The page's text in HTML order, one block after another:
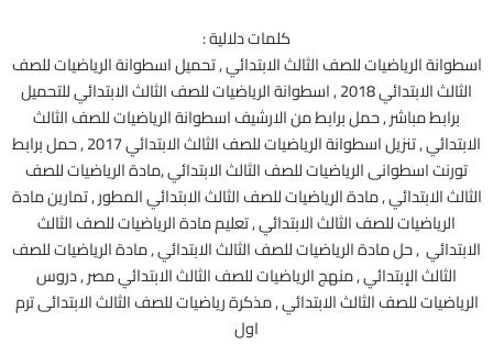
كلمات دلالية :
اسطوانة الرياضيات للصف الثالث الابتدائي , تحميل اسطوانة الرياضيات للصف
الثالث الابتدائي 2018 , اسطوانة الرياضيات للصف الثالث الابتدائي للتحميل
برابط مباشر , حمل برابط من الارشيف اسطوانة الرياضيات للصف الثالث
الابتدائي , تنزيل اسطوانة الرياضيات للصف الثالث الابتدائي 2017 , حمل برابط
تورنت اسطوانى الرياضيات للصف الثالث الابتدائي ,مادة الرياضيات للصف
الثالث الابتدائي , مادة الرياضيات للصف الثالث الابتدائي المطور , تمارين مادة
الرياضيات للصف الثالث الابتدائي , تعليم مادة الرياضيات للصف الثالث
الابتدائي , حل مادة الرياضيات للصف الثالث الابتدائي , مادة الرياضيات للصف
الثالث الإبتدائي , منهج الرياضيات للصف الثالث الابتدائي مصر , دروس
الرياضيات للصف الثالث الابتدائي , مذكرة رياضيات للصف الثالث الابتدائى ترم
اول